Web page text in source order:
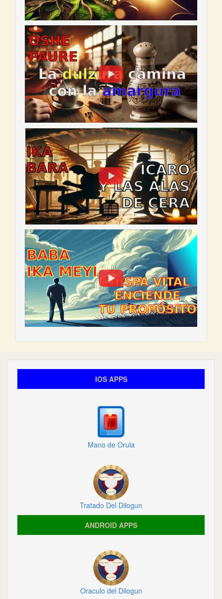
IOS APPS
Mano de Orula
Tratado Del Dilogun
ANDROID APPS
Oraculo del Dilogun